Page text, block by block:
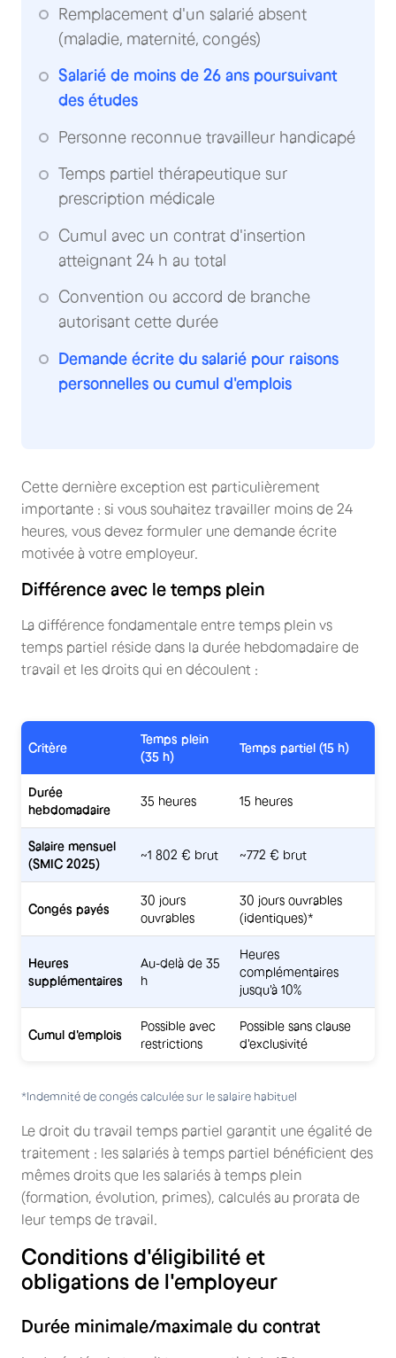
Remplacement d'un salarié absent
(maladie, maternité, congés)
Salarié de moins de 26 ans poursuivant
des études
Personne reconnue travailleur handicapé
Temps partiel thérapeutique sur
prescription médicale
Cumul avec un contrat d'insertion
atteignant 24 h au total
Convention ou accord de branche
autorisant cette durée
Demande écrite du salarié pour raisons
personnelles ou cumul d'emplois
Cette dernière exception est particulièrement
importante : si vous souhaitez travailler moins de 24
heures, vous devez formuler une demande écrite
motivée à votre employeur.
Différence avec le temps plein
La différence fondamentale entre temps plein vs
temps partiel réside dans la durée hebdomadaire de
travail et les droits qui en découlent :
Critère
Temps plein
(35 h)
Temps partiel (15 h)
Durée
hebdomadaire
35 heures 15 heures
Salaire mensuel
(SMIC 2025)
~1 802 € brut ~772 € brut
Congés payés
30 jours
ouvrables
30 jours ouvrables
(identiques)*
Heures
supplémentaires
Au-delà de 35
h
Heures
complémentaires
jusqu'à 10%
Cumul d'emplois
Possible avec
restrictions
Possible sans clause
d'exclusivité
*Indemnité de congés calculée sur le salaire habituel
Le droit du travail temps partiel garantit une égalité de
traitement : les salariés à temps partiel bénéficient des
mêmes droits que les salariés à temps plein
(formation, évolution, primes), calculés au prorata de
leur temps de travail.
Conditions d'éligibilité et
obligations de l'employeur
Durée minimale/maximale du contrat